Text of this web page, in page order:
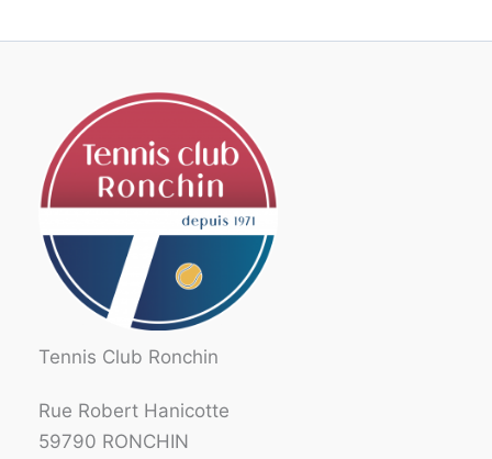
Tennis Club Ronchin
Rue Robert Hanicotte
59790 RONCHIN